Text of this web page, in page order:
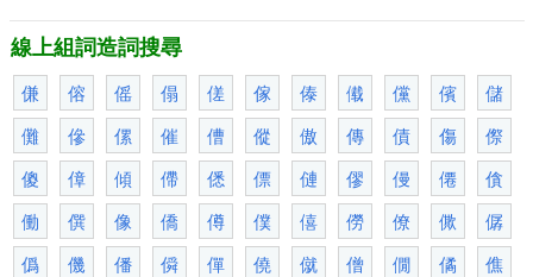
線上組詞造詞搜尋
傔
傛 傜 傝 傞 傢 傣 傤 儻 儐
儲
儺
傪 傫 催 傮 傱 傲 傳 債 傷
傺
傻
傽 傾 僀 僁 僄 僆 僇 僈 僊
僋
働
僎 像 僑 僔 僕 僖 僗 僚 僛
僝
僞
僟 僠 僢 僤 僥 僦 僧 僩 僪
僬